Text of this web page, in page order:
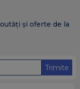
și oferte de la
Trimite